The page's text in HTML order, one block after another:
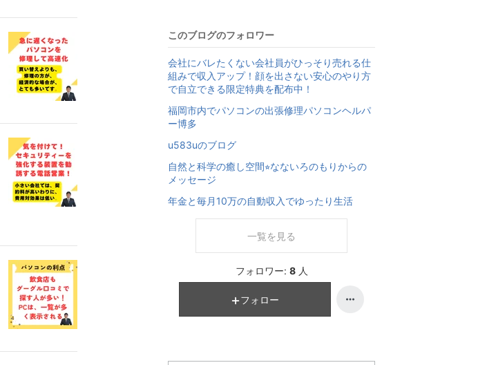
このブログのフォロワー
会社にバレたくない会社員がひっそり売れる仕
組みで収入アップ！顔を出さない安心のやり方
で自立できる限定特典を配布中！
福岡市内でパソコンの出張修理パソコンヘルパ
ー博多
u583uのブログ
自然と科学の癒し空間⭐︎なないろのもりからの
メッセージ
年金と毎月10万の自動収入でゆったり生活
一覧を見る
フォロワー: 8 人
フォロー